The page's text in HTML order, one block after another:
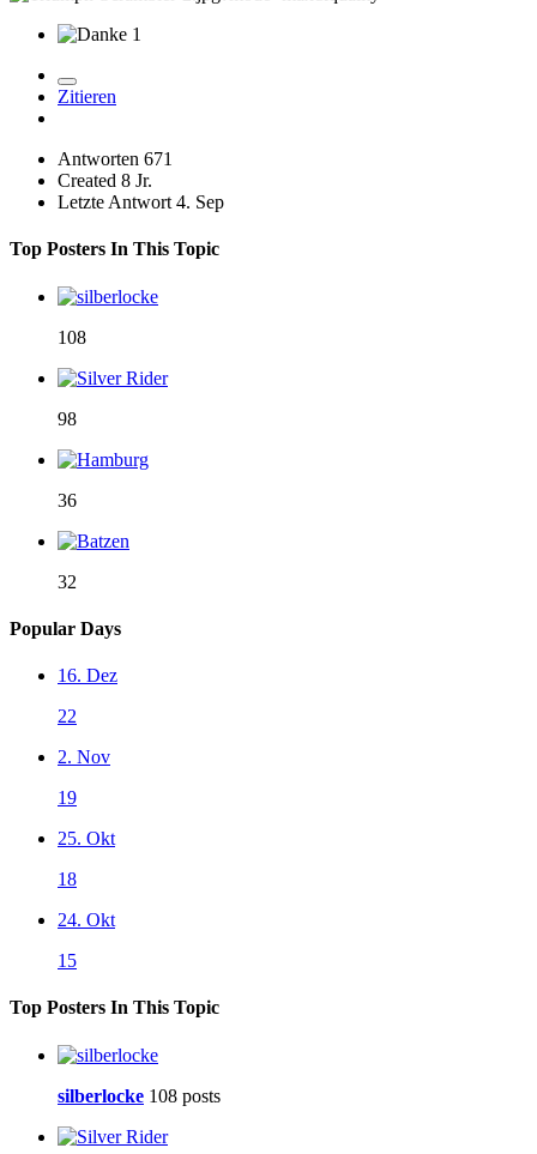
1
Zitieren
Antworten 671
Created 8 Jr.
Letzte Antwort 4. Sep
Top Posters In This Topic
108
98
36
32
Popular Days
16. Dez
22
2. Nov
19
25. Okt
18
24. Okt
15
Top Posters In This Topic
silberlocke 108 posts